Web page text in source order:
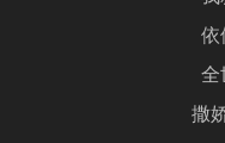
依
全
撒